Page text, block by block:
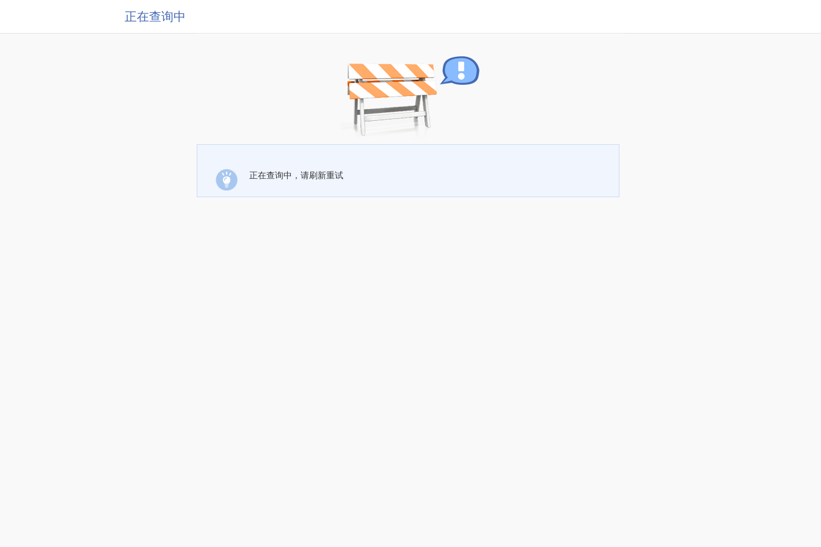
正在查询中
正在查询中，请刷新重试